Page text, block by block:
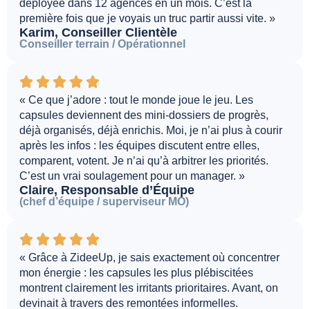
déployée dans 12 agences en un mois. C’est la
première fois que je voyais un truc partir aussi vite. »
Karim, Conseiller Clientèle
Conseiller terrain / Opérationnel
« Ce que j’adore : tout le monde joue le jeu. Les
capsules deviennent des mini-dossiers de progrès,
déjà organisés, déjà enrichis. Moi, je n’ai plus à courir
après les infos : les équipes discutent entre elles,
comparent, votent. Je n’ai qu’à arbitrer les priorités.
C’est un vrai soulagement pour un manager. »
Claire, Responsable d’Équipe
(chef d’équipe / superviseur MO)
« Grâce à ZideeUp, je sais exactement où concentrer
mon énergie : les capsules les plus plébiscitées
montrent clairement les irritants prioritaires. Avant, on
devinait à travers des remontées informelles.